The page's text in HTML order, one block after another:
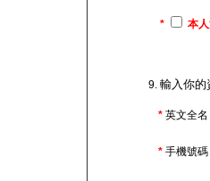
* 本
輸入你的
* 英文全
* 手機號